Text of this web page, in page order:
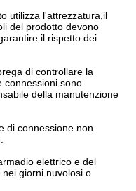
utilizza l'attrezzatura,il
del prodotto devono
il rispetto dei
di controllare la
connessioni sono
della manutenzione
di connessione non
elettrico e del
giorni nuvolosi o